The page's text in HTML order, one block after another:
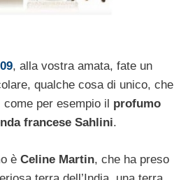
, alla vostra amata, fate un
qualche cosa di unico, che
per esempio il profumo
francese Sahlini.
è Celine Martin, che ha preso